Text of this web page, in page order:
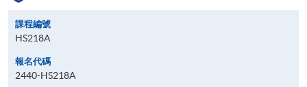
課程編號
HS218A
報名代碼
2440-HS218A